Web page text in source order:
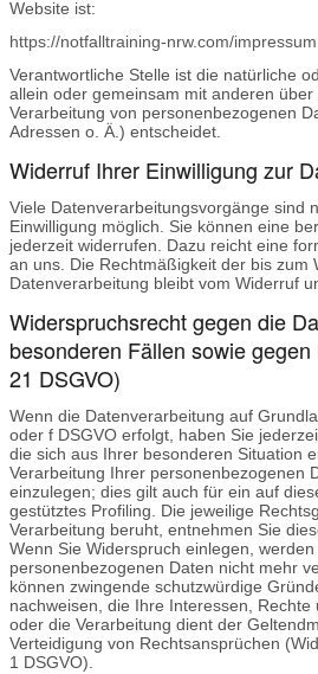
Website ist:
https://notfalltraining-nrw.com/impressum
Verantwortliche Stelle ist die natürliche
allein oder gemeinsam mit anderen
Verarbeitung von personenbezogenen
Adressen o. Ä.) entscheidet.
Widerruf Ihrer Einwilligung zur
Viele Datenverarbeitungsvorgänge sind
Einwilligung möglich. Sie können eine
jederzeit widerrufen. Dazu reicht eine
an uns. Die Rechtmäßigkeit der bis zum
Datenverarbeitung bleibt vom Widerruf
Widerspruchsrecht gegen die
besonderen Fällen sowie
21 DSGVO)
Wenn die Datenverarbeitung auf
oder f DSGVO erfolgt, haben Sie
die sich aus Ihrer besonderen Situation
Verarbeitung Ihrer personenbezogenen
einzulegen; dies gilt auch für ein auf
gestütztes Profiling. Die jeweilige
Verarbeitung beruht, entnehmen Sie
Wenn Sie Widerspruch einlegen,
personenbezogenen Daten nicht mehr
können zwingende schutzwürdige
nachweisen, die Ihre Interessen,
oder die Verarbeitung dient der
Verteidigung von Rechtsansprüchen
1 DSGVO).